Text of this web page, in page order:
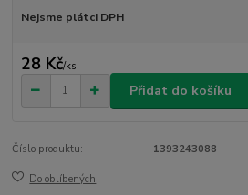
Nejsme plátci DPH
28 Kč/ks
Přidat do košíku
Číslo produktu: 1393243088
Do oblíbených